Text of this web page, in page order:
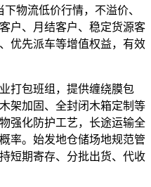
物流低价行情，不溢价、
户、月结客户、稳定货源客
优先派车等增值权益，有效
打包班组，提供缠绕膜包
架加固、全封闭木箱定制等
强化防护工艺，长途运输全
率。始发地仓储场地规范管
短期寄存、分批出货、代收